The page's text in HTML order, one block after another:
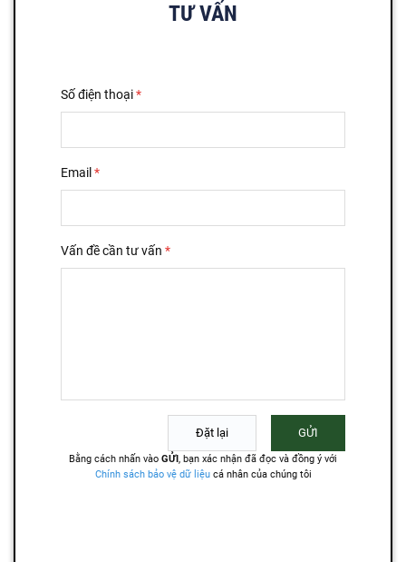
TƯ VẤN